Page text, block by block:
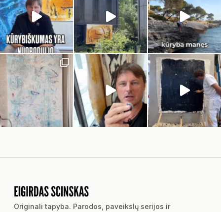
Originali tapyba. Parodos, paveikslų serijos ir